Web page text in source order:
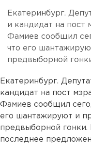
Екатеринбург.
и кандидат на пост
Фамиев сообщил
что его
предвыборной
Екатеринбург.
кандидат на пост
Фамиев сообщил
его шантажируют и
предвыборной
последнее